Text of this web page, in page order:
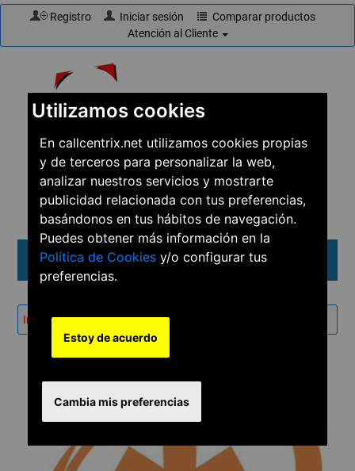
Utilizamos cookies
En callcentrix.net utilizamos cookies propias
y de terceros para personalizar la web,
analizar nuestros servicios y mostrarte
publicidad relacionada con tus preferencias,
basándonos en tus hábitos de navegación.
Puedes obtener más información en la
Política de Cookies y/o configurar tus
preferencias.
Estoy de acuerdo
Cambia mis preferencias
Registro Iniciar sesión
Comparar productos
Atención al Cliente
☎910 61 60 15
Menú
Inicio → Servicios → Soporte de Asterisk